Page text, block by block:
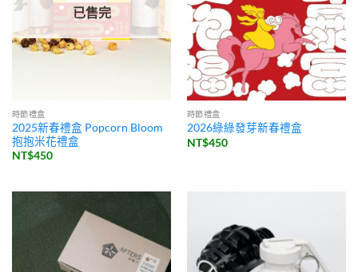
已售完
時節禮盒
2025新春禮盒 Popcorn Bloom
抱抱米花禮盒
NT$450
時節禮盒
2026綠綠發芽新春禮盒
NT$450